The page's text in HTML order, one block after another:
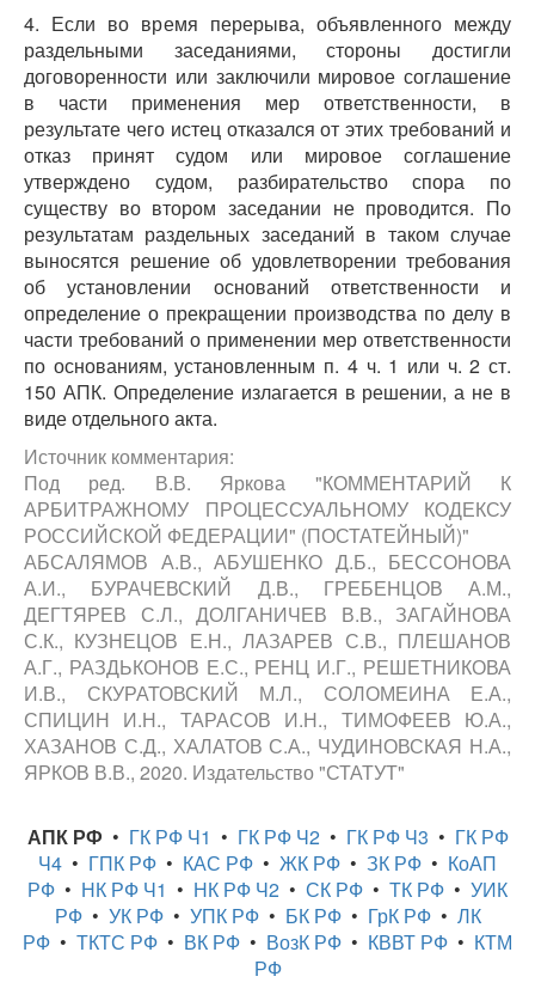
4. Если во время перерыва, объявленного между
раздельными заседаниями, стороны достигли
договоренности или заключили мировое соглашение
в части применения мер ответственности, в
результате чего истец отказался от этих требований и
отказ принят судом или мировое соглашение
утверждено судом, разбирательство спора по
существу во втором заседании не проводится. По
результатам раздельных заседаний в таком случае
выносятся решение об удовлетворении требования
об установлении оснований ответственности и
определение о прекращении производства по делу в
части требований о применении мер ответственности
по основаниям, установленным п. 4 ч. 1 или ч. 2 ст.
150 АПК. Определение излагается в решении, а не в
виде отдельного акта.
Источник комментария:
Под ред. В.В. Яркова "КОММЕНТАРИЙ К
АРБИТРАЖНОМУ ПРОЦЕССУАЛЬНОМУ КОДЕКСУ
РОССИЙСКОЙ ФЕДЕРАЦИИ" (ПОСТАТЕЙНЫЙ)"
АБСАЛЯМОВ А.В., АБУШЕНКО Д.Б., БЕССОНОВА
А.И., БУРАЧЕВСКИЙ Д.В., ГРЕБЕНЦОВ А.М.,
ДЕГТЯРЕВ С.Л., ДОЛГАНИЧЕВ В.В., ЗАГАЙНОВА
С.К., КУЗНЕЦОВ Е.Н., ЛАЗАРЕВ С.В., ПЛЕШАНОВ
А.Г., РАЗДЬКОНОВ Е.С., РЕНЦ И.Г., РЕШЕТНИКОВА
И.В., СКУРАТОВСКИЙ М.Л., СОЛОМЕИНА Е.А.,
СПИЦИН И.Н., ТАРАСОВ И.Н., ТИМОФЕЕВ Ю.А.,
ХАЗАНОВ С.Д., ХАЛАТОВ С.А., ЧУДИНОВСКАЯ Н.А.,
ЯРКОВ В.В., 2020. Издательство "СТАТУТ"
АПК РФ • ГК РФ Ч1 • ГК РФ Ч2• ГК РФ Ч3 • ГК РФ
Ч4 • ГПК РФ • КАС РФ • ЖК РФ • ЗК РФ • КоАП
РФ • НК РФ Ч1 • НК РФ Ч2 • СК РФ • ТК РФ • УИК
РФ• УК РФ• УПК РФ• БК РФ• ГрК РФ• ЛК
РФ • ТКТС РФ • ВК РФ • ВозК РФ • КВВТ РФ • КТМ
РФ